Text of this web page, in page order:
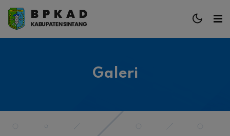
Galeri